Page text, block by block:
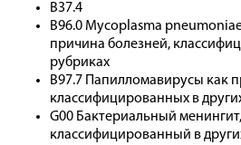
B37.4
B96.0 Mycoplasma
причина болезней,
рубриках
B97.7 Папилломавирусы как
классифицированных в
G00 Бактериальный
классифицированный в